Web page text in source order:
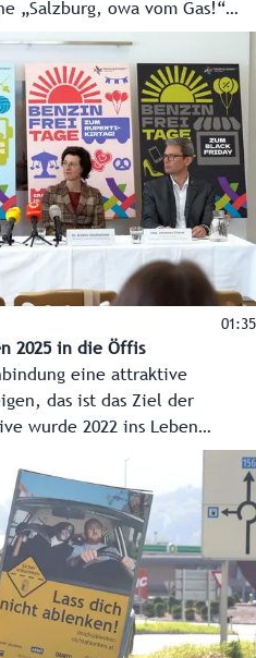
„Salzburg, owa vom Gas!“
für dieses Thema
mit Unfallwracks und
dabei.
01:35
2025 in die Öffis
eine attraktive
das ist das Ziel der
wurde 2022 ins Leben
900.000 Fahrgäste in Bus
auch 2025 weiter
Tage geben, unter
Friday im November.